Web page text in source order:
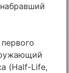
(Half-Life,